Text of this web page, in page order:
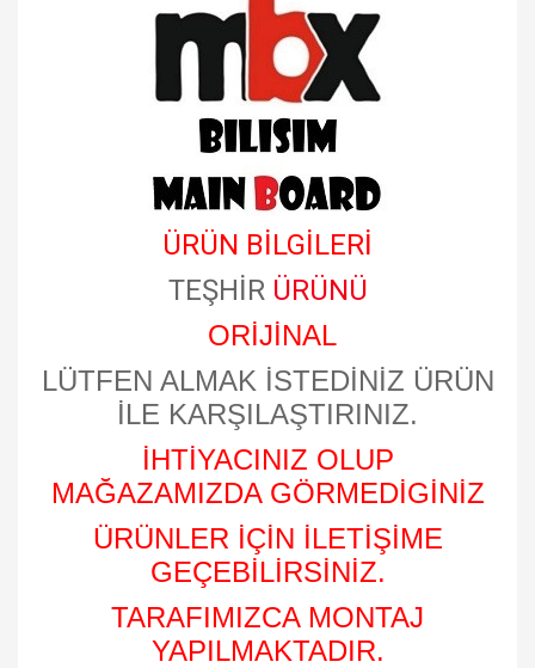
ÜRÜN BİLGİLERİ
TEŞHİR ÜRÜNÜ
ORİJİNAL
LÜTFEN ALMAK İSTEDİNİZ ÜRÜN
İLE KARŞILAŞTIRINIZ.
İHTİYACINIZ OLUP
MAĞAZAMIZDA GÖRMEDİGİNİZ
ÜRÜNLER İÇİN İLETİŞİME
GEÇEBİLİRSİNİZ.
TARAFIMIZCA MONTAJ
YAPILMAKTADIR.